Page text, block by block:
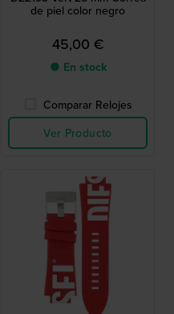
de piel color negro
45,00 €
● En stock
Comparar Relojes
Ver Producto